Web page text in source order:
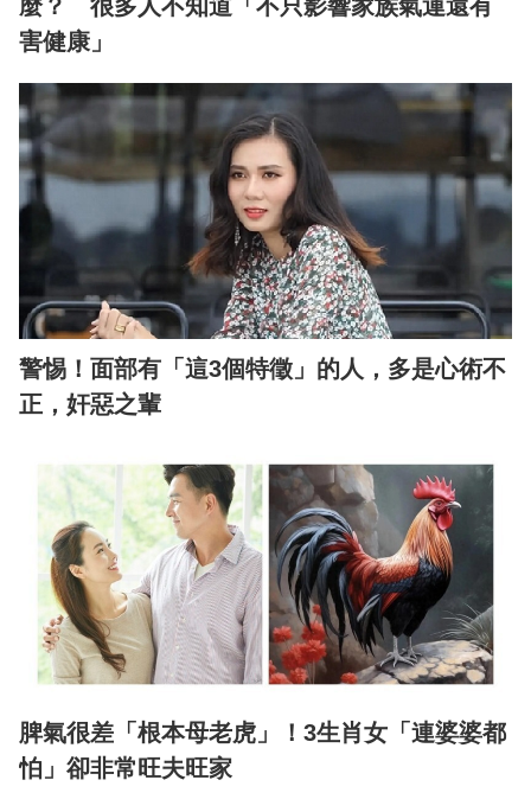
麼？ 很多人不知道「不只影響家族氣運還有
害健康」
警惕！面部有「這3個特徵」的人，多是心術不
正，奸惡之輩
脾氣很差「根本母老虎」！3生肖女「連婆婆都
怕」卻非常旺夫旺家